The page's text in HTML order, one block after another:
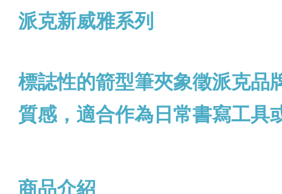
派克新威雅系列
標誌性的箭型筆夾象徵派克品
質感，適合作為日常書寫工具
商品介紹